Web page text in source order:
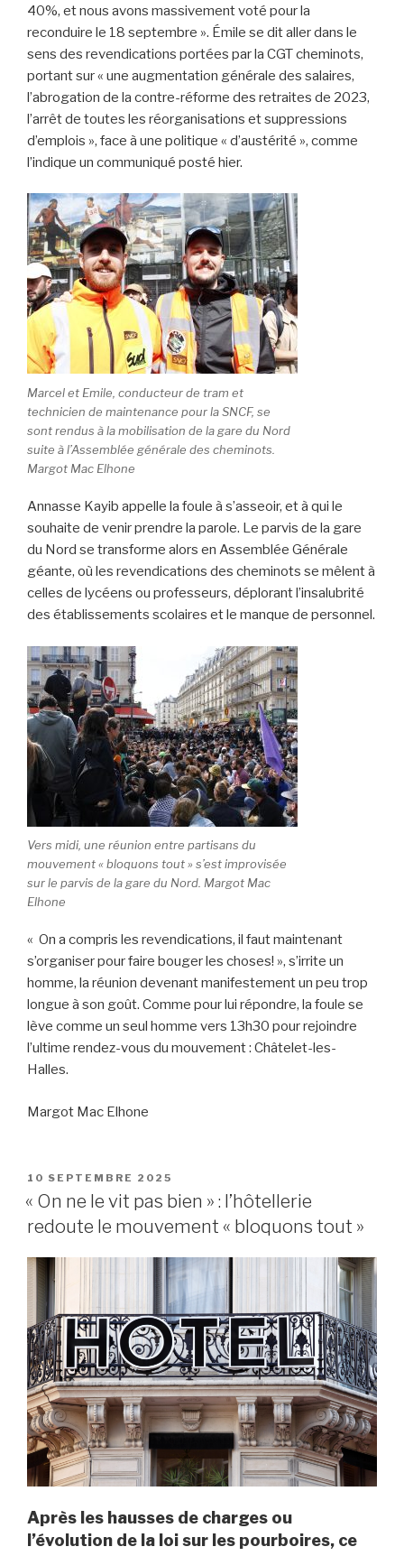
40%, et nous avons massivement voté pour la
reconduire le 18 septembre ». Émile se dit aller dans le
sens des revendications portées par la CGT cheminots,
portant sur « une augmentation générale des salaires,
l’abrogation de la contre-réforme des retraites de 2023,
l’arrêt de toutes les réorganisations et suppressions
d’emplois », face à une politique « d’austérité », comme
l’indique un communiqué posté hier.
Marcel et Emile, conducteur de tram et
technicien de maintenance pour la SNCF, se
sont rendus à la mobilisation de la gare du Nord
suite à l’Assemblée générale des cheminots.
Margot Mac Elhone
Annasse Kayib appelle la foule à s’asseoir, et à qui le
souhaite de venir prendre la parole. Le parvis de la gare
du Nord se transforme alors en Assemblée Générale
géante, où les revendications des cheminots se mêlent à
celles de lycéens ou professeurs, déplorant l’insalubrité
des établissements scolaires et le manque de personnel.
Vers midi, une réunion entre partisans du
mouvement « bloquons tout » s’est improvisée
sur le parvis de la gare du Nord. Margot Mac
Elhone
« On a compris les revendications, il faut maintenant
s’organiser pour faire bouger les choses! », s’irrite un
homme, la réunion devenant manifestement un peu trop
longue à son goût. Comme pour lui répondre, la foule se
lève comme un seul homme vers 13h30 pour rejoindre
l’ultime rendez-vous du mouvement : Châtelet-les-
Halles.
Margot Mac Elhone
PUBLIÉ
LE
10 SEPTEMBRE 2025
« On ne le vit pas bien » : l’hôtellerie
redoute le mouvement « bloquons tout »
Après les hausses de charges ou
l’évolution de la loi sur les pourboires, ce